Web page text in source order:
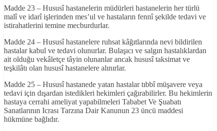
Madde 23 – Hususî hastanelerin müdürleri hastanelerin her türlü
malî ve idarî işlerinden mes’ul ve hastaların fennî şekilde tedavi ve
istirahatlerini temine mecburdurlar.
Madde 24 – Hususî hastanelere ruhsat kâğıtlarında nevi bildirilen
hastalar kabul ve tedavi olunurlar. Bulaşıcı ve salgın hastalıklardan
ait olduğu vekâletçe tâyin olunanlar ancak hususî taksimat ve
teşkilâtı olan hususî hastanelere alınırlar.
Madde 25 – Hususî hastanede yatan hastalar tıbbî müşavere veya
tedavi için dışardan istedikleri hekimleri çağırabilirler. Bu hekimlerin
hastaya cerrahi ameliyat yapabilmeleri Tababet Ve Şuabatı
Sanatlarının Icrası Tarzına Dair Kanunun 23 üncü maddesi
hükmüne bağlıdır.